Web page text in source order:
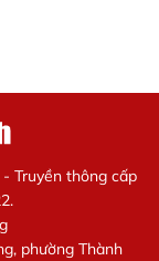
Truyền thông cấp
phường Thành